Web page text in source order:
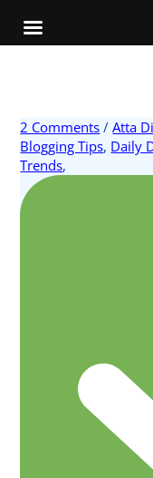
content
2 Comments /Atta
Blogging Tips, Daily
Trends,